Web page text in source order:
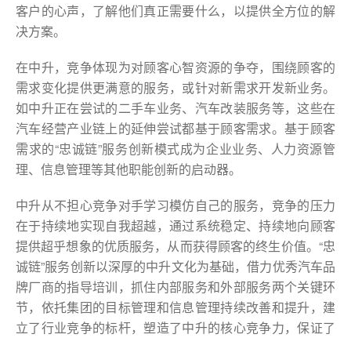
客户的心声，了解他们真正需要什么，以提供全方位的解
决方案。
在中升，竞争体现为对顾客心智资源的争夺，围绕顾客的
需求变化提供更满意的服务，或针对新需求开发新业务。
如中升正在尝试的二手车业务、汽车改装服务等，这些在
汽车经营产业链上的延伸尝试都基于顾客需求。基于顾客
需求的“忠诚链”服务创新模式成为企业业务、人力资源管
理、信息管理等其他职能创新的启动器。
中升从不担心竞争对手学习模仿自己的服务，竞争的压力
在于持续地实现自我超越，通过系统稳定、持续地向顾客
提供超乎想象的优质服务，从而获得顾客的终生价值。“忠
诚链”服务创新以深厚的中升文化为基础，借力优秀汽车品
牌厂商的指导培训，抓住内部服务和外部服务两个关键环
节，依托集团的目标管理和信息管理持续改善和提升，建
立了行业竞争的标杆，塑造了中升的核心竞争力，保证了